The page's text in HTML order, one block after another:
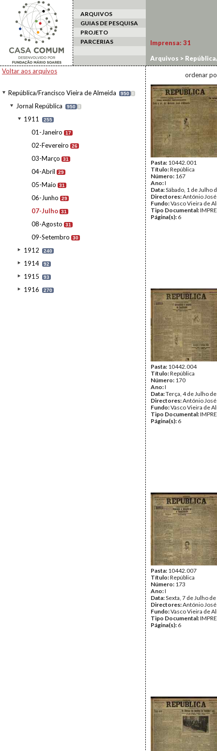
ARQUIVOS
GUIAS DE PESQUISA
PROJETO
PARCERIAS
Voltar aos arquivos
República/Francisco Vieira de Almeida 950 I
Jornal República 950 I
1911 255
01-Janeiro 17
02-Fevereiro 26
03-Março 31
04-Abril 29
05-Maio 31
06-Junho 29
07-Julho 31
08-Agosto 31
09-Setembro 30
1912 240
1914 92
1915 93
1916 270
Imprensa: 31
Arquivos >
ordenar
Pasta: 10442.001
Título:República
Número: 167
Ano:I
Data:Sábado, 1 de Julho
Directores:António
Fundo:Vasco Vieira de
Tipo Documental:
Página(s): 6
Pasta: 10442.004
Título:República
Número: 170
Ano:I
Data:Terça, 4 de Julho
Directores:António
Fundo:Vasco Vieira de
Tipo Documental:
Página(s): 6
Pasta: 10442.007
Título:República
Número: 173
Ano:I
Data:Sexta, 7 de Julho
Directores:António
Fundo:Vasco Vieira de
Tipo Documental:
Página(s): 6